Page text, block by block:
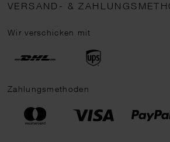
VERSAND- &
Wir verschicken mit
Zahlungsmethoden